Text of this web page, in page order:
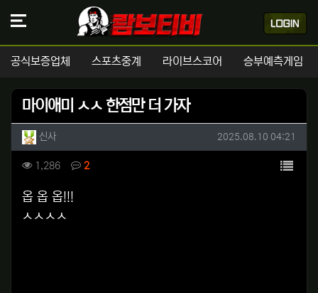
공식보증업체 스포츠중계 라이브스코어 승부예측게임
마이애미 ㅅㅅ 한점만 더 가자
작성자 정보
신사작성 작성일
2025.08.10 04:21
컨텐츠 정보
1,286조회 2댓글 목록
본문
옵 옵 옵!!!
ㅅㅅㅅㅅ